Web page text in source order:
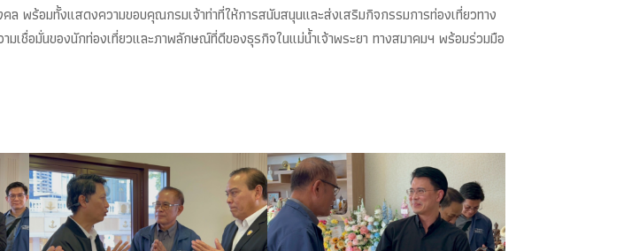
พร้อมทั้งแสดงความขอบคุณกรมเจ้าท่าที่ให้การสนับสนุนและส่งเสริมกิจกรรมการท่องเที่ยวทาง
ชื่อมั่นของนักท่องเที่ยวและภาพลักษณ์ที่ดีของธุรกิจในแม่น้ำเจ้าพระยา ทางสมาคมฯ พร้อมร่วมมือ